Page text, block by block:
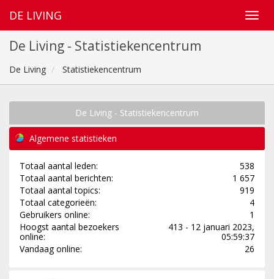
DE LIVING
De Living - Statistiekencentrum
De Living Statistiekencentrum
De Living - Statistiekencentrum
Algemene statistieken
Totaal aantal leden:
538
Totaal aantal berichten:
1 657
Totaal aantal topics:
919
Totaal categorieën:
4
Gebruikers online:
1
Hoogst aantal bezoekers
online:
413 - 12 januari 2023,
05:59:37
Vandaag online:
26